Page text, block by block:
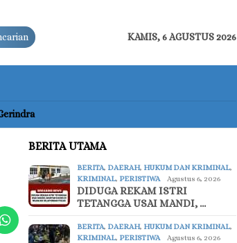
KAMIS, 6 AGUSTUS 2026
BERITA UTAMA
BERITA, DAERAH, HUKUM DAN KRIMINAL,
KRIMINAL, PERISTIWA Agustus 6, 2026
DIDUGA REKAM ISTRI
TETANGGA USAI MANDI, …
BERITA, DAERAH, HUKUM DAN KRIMINAL,
KRIMINAL, PERISTIWA Agustus 6, 2026